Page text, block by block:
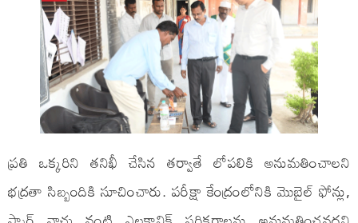
ప్రతి ఒక్కరిని తనిఖీ చేసిన తర్వాతే లోపలికి అనుమతించాలని
భద్రతా సిబ్బందికి సూచించారు. పరీక్షా కేంద్రంలోనికి మొబైల్ ఫోన్లు,